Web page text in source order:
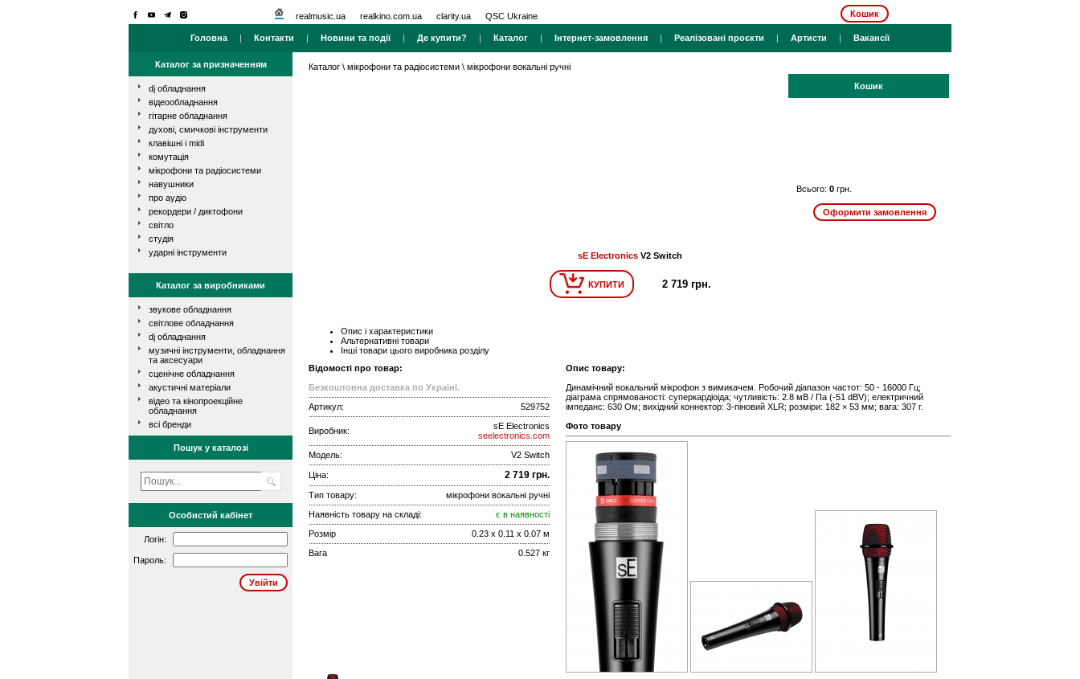
realmusic.ua realkino.com.ua clarity.ua QSC Ukraine Кошик
Головна | Контакти | Новини та події| Де купити? | Каталог | Інтернет-замовлення | Реалізовані проєкти | Артисти | Вакансії
Каталог за призначенням
dj обладнання
відеообладнання
гітарне обладнання
духові, смичкові інструменти
клавішні і midi
комутація
мікрофони та радіосистеми
навушники
про аудіо
рекордери / диктофони
світло
студія
ударні інструменти
Каталог за виробниками
звукове обладнання
світлове обладнання
dj обладнання
музичні інструменти, обладнання
та аксесуари
сценічне обладнання
акустичні матеріали
відео та кінопроекційне
обладнання
всі бренди
Пошук у каталозі
Особистий кабінет
Логін:
Пароль:
Каталог \ мікрофони та радіосистеми \ мікрофони вокальні ручні
Кошик
Всього: 0 грн.
sE Electronics V2 Switch
КУПИТИ 2 719 грн.
Опис і характеристики
Альтернативні товари
Інші товари цього виробника розділу
Відомості про товар:
Безкоштовна доставка по Україні.
Артикул:
529752
Виробник:
sE Electronics
seelectronics.com
Модель:
V2 Switch
Ціна: 2 719 грн.
Тип товару:
мікрофони вокальні ручні
Наявність товару на складі:
є в наявності
Розмір
0.23 x 0.11 x 0.07 м
Вага
0.527 кг
Опис товару:
Динамічний вокальний мікрофон з вимикачем. Робочий діапазон частот: 50 - 16000 Гц;
діаграма спрямованості: суперкардіоіда; чутливість: 2.8 мВ / Па (-51 dBV); електричний
імпеданс: 630 Ом; вихідний коннектор: 3-піновий XLR; розміри: 182 × 53 мм; вага: 307 г.
Фото товару